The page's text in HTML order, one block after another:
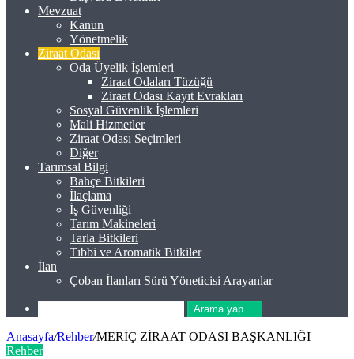
Mevzuat
Kanun
Yönetmelik
Ziraat Odası
Oda Üyelik İşlemleri
Ziraat Odaları Tüzüğü
Ziraat Odası Kayıt Evrakları
Sosyal Güvenlik İşlemleri
Mali Hizmetler
Ziraat Odası Seçimleri
Diğer
Tarımsal Bilgi
Bahçe Bitkileri
İlaçlama
İş Güvenliği
Tarım Makineleri
Tarla Bitkileri
Tıbbi ve Aromatik Bitkiler
İlan
Çoban İlanları Sürü Yöneticisi Arayanlar
Arama yap ...
Anasayfa/Rehber/MERİÇ ZİRAAT ODASI BAŞKANLIĞI
Rehber